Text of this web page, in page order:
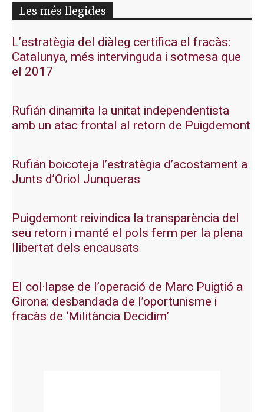
Les més llegides
L’estratègia del diàleg certifica el fracàs:
Catalunya, més intervinguda i sotmesa que
el 2017
Rufián dinamita la unitat independentista
amb un atac frontal al retorn de Puigdemont
Rufián boicoteja l’estratègia d’acostament a
Junts d’Oriol Junqueras
Puigdemont reivindica la transparència del
seu retorn i manté el pols ferm per la plena
llibertat dels encausats
El col·lapse de l’operació de Marc Puigtió a
Girona: desbandada de l’oportunisme i
fracàs de ‘Militància Decidim’